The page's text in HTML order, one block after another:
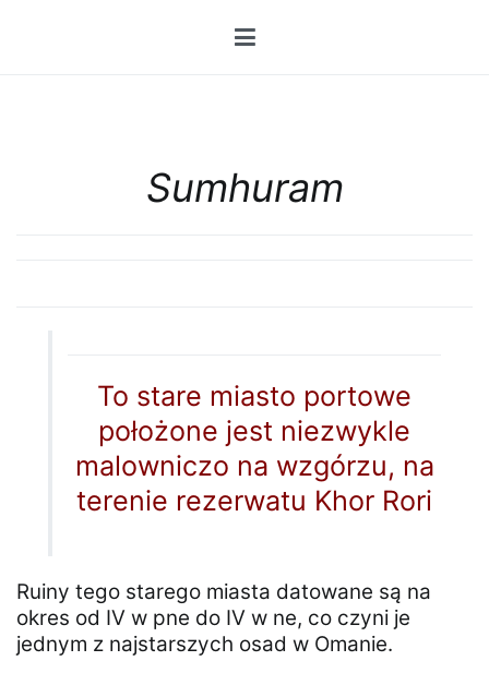
Sumhuram
To stare miasto portowe
położone jest niezwykle
malowniczo na wzgórzu, na
terenie rezerwatu Khor Rori
Ruiny tego starego miasta datowane są na
okres od IV w pne do IV w ne, co czyni je
jednym z najstarszych osad w Omanie.